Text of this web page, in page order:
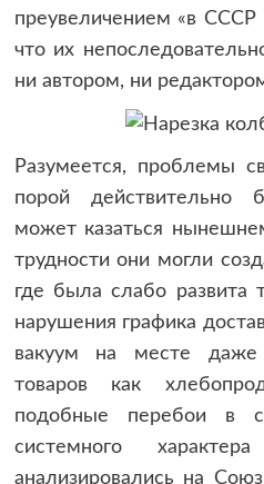
преувеличением «в
что их
ни автором, ни
Разумеется, проблемы
порой
может казаться
трудности они могли
где была слабо развита
нарушения графика
вакуум на месте даже
товаров как
подобные перебои в
системного
анализировались на